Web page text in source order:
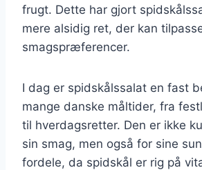
frugt. Dette har gjort
mere alsidig ret, der kan
smagspræferencer.
I dag er spidskålssalat en fast
mange danske måltider, fra
til hverdagsretter. Den er ikke
sin smag, men også for sine
fordele, da spidskål er rig på